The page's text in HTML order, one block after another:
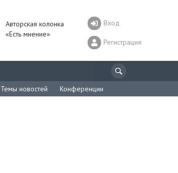
Авторская колонка
«Есть мнение»
Вход
Регистрация
Темы новостей Конференции